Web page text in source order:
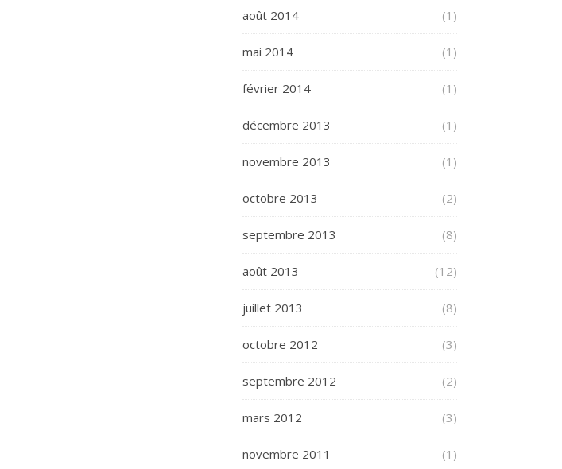
août 2014 (1)
mai 2014 (1)
février 2014 (1)
décembre 2013 (1)
novembre 2013 (1)
octobre 2013 (2)
septembre 2013 (8)
août 2013 (12)
juillet 2013 (8)
octobre 2012 (3)
septembre 2012 (2)
mars 2012 (3)
novembre 2011 (1)